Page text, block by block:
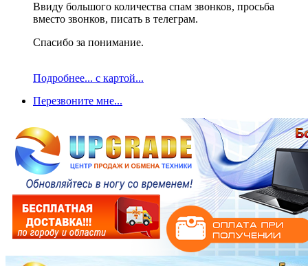
Ввиду большого количества спам звонков, просьба
вместо звонков, писать в телеграм.
Спасибо за понимание.
Подробнее... с картой...
Перезвоните мне...